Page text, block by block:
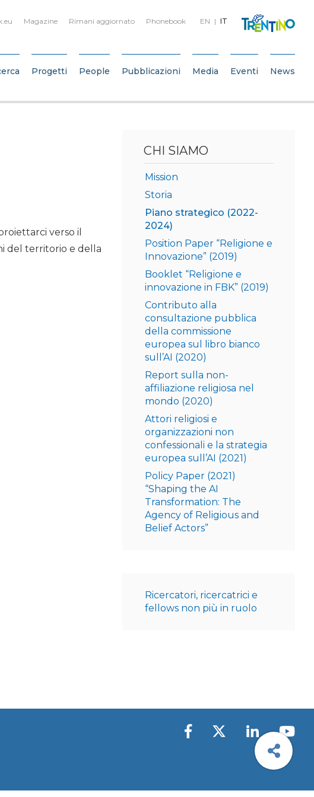
EN IT
Magazine Rimani aggiornato Phonebook
Progetti People Pubblicazioni Media Eventi News
CHI SIAMO
Mission
Storia
Piano strategico (2022-
2024)
Position Paper “Religione e
Innovazione” (2019)
Booklet “Religione e
innovazione in FBK” (2019)
Contributo alla
consultazione pubblica
della commissione
europea sul libro bianco
sull’AI (2020)
Report sulla non-
affiliazione religiosa nel
mondo (2020)
Attori religiosi e
organizzazioni non
confessionali e la strategia
europea sull’AI (2021)
Policy Paper (2021)
“Shaping the AI
Transformation: The
Agency of Religious and
Belief Actors”
Ricercatori, ricercatrici e
fellows non più in ruolo
verso il
del territorio e della